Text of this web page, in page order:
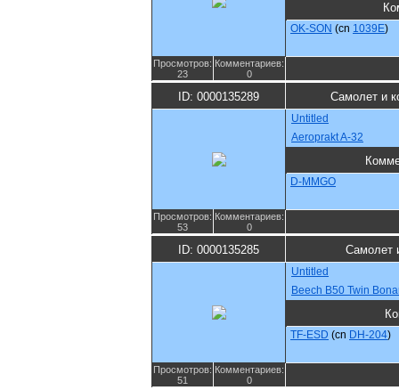
OK-SON (cn 1039E)
Просмотров:
23
Комментариев:
0
ID: 0000135289 Самолет и
Untitled
Aeroprakt A-32
D-MMGO
Просмотров:
53
Комментариев:
0
ID: 0000135285 Самолет
Untitled
Beech B50 Twin
TF-ESD (cn DH-204)
Просмотров:
51
Комментариев:
0